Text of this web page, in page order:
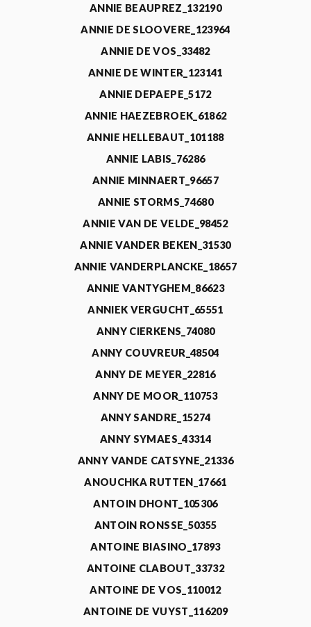
ANNIE BEAUPREZ_132190
ANNIE DE SLOOVERE_123964
ANNIE DE VOS_33482
ANNIE DE WINTER_123141
ANNIE DEPAEPE_5172
ANNIE HAEZEBROEK_61862
ANNIE HELLEBAUT_101188
ANNIE LABIS_76286
ANNIE MINNAERT_96657
ANNIE STORMS_74680
ANNIE VAN DE VELDE_98452
ANNIE VANDER BEKEN_31530
ANNIE VANDERPLANCKE_18657
ANNIE VANTYGHEM_86623
ANNIEK VERGUCHT_65551
ANNY CIERKENS_74080
ANNY COUVREUR_48504
ANNY DE MEYER_22816
ANNY DE MOOR_110753
ANNY SANDRE_15274
ANNY SYMAES_43314
ANNY VANDE CATSYNE_21336
ANOUCHKA RUTTEN_17661
ANTOIN DHONT_105306
ANTOIN RONSSE_50355
ANTOINE BIASINO_17893
ANTOINE CLABOUT_33732
ANTOINE DE VOS_110012
ANTOINE DE VUYST_116209